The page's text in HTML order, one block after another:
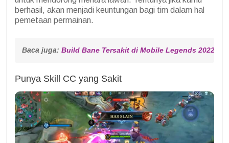
berhasil, akan menjadi keuntungan bagi tim dalam hal
pemetaan permainan.
Baca juga: Build Bane Tersakit di Mobile Legends 2022,
Punya Skill CC yang Sakit